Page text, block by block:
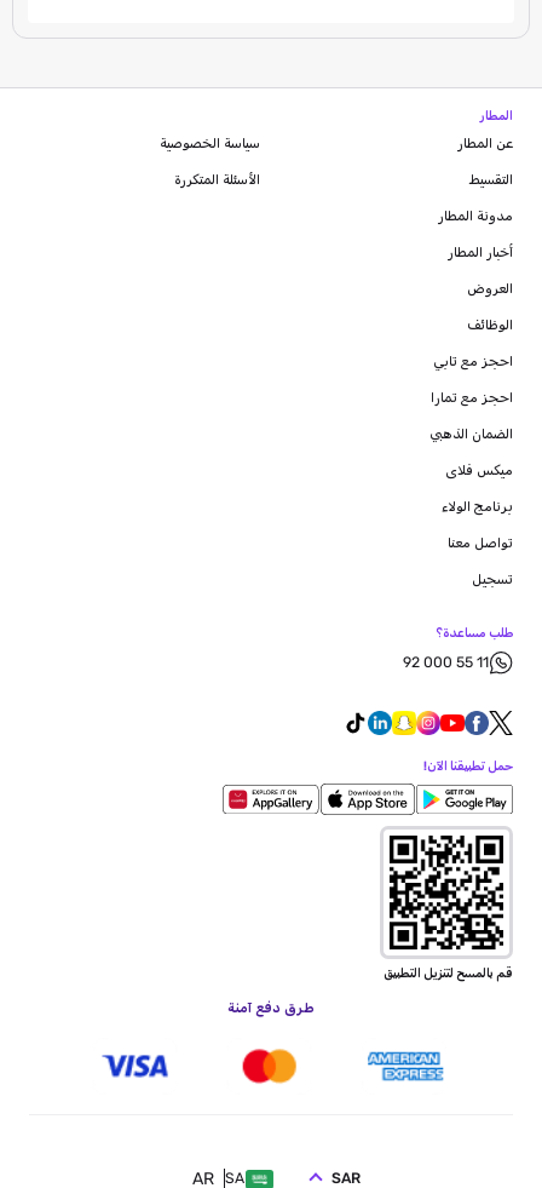
المطار
عن المطار
التقسيط
مدونة المطار
أخبار المطار
العروض
الوظائف
احجز مع تابي
احجز مع تمارا
الضمان الذهبي
ميكس فلاى
برنامج الولاء
سياسة الخصوصية
الأسئلة المتكررة
تواصل معنا
تسجيل
طلب مساعدة؟
92 000 55 11
حمل تطبيقنا الآن!
قم بالمسح لتنزيل التطبيق
طرق دفع آمنة
SA
AR SAR